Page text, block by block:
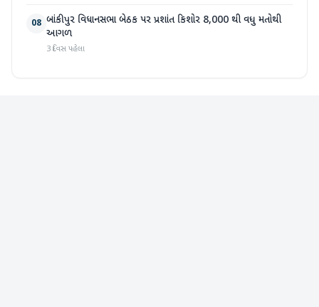
08 બાંકીપુર વિધાનસભા બેઠક પર પ્રશાંત કિશોર 8,000 થી વધુ મતોથી
આગળ
3 દિવસ પહેલા